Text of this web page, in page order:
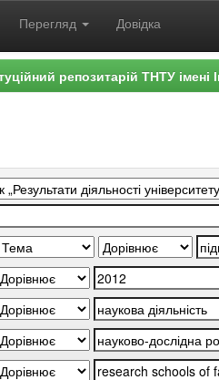
Перегляд Довідка
репозитарій ТНТУ імені